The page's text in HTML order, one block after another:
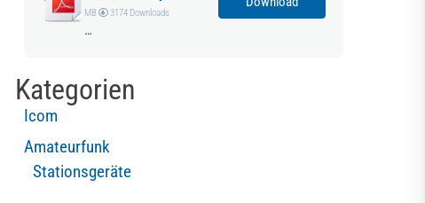
MB
3174 Downloads
…
Kategorien
Icom
Amateurfunk
Stationsgeräte